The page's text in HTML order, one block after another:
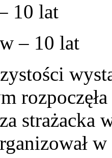
10 lat
– 10 lat
strażacka